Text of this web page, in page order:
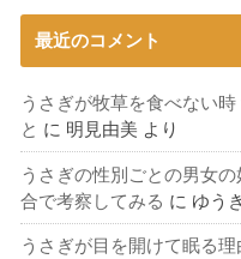
最近のコメント
うさぎが牧草を食べない
と に 明見由美 より
うさぎの性別ごとの男女
合で考察してみる に ゆうき
うさぎが目を開けて眠る理